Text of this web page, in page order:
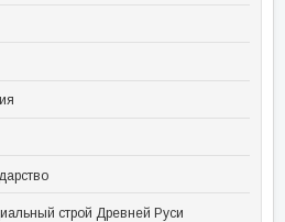
строй Древней Руси